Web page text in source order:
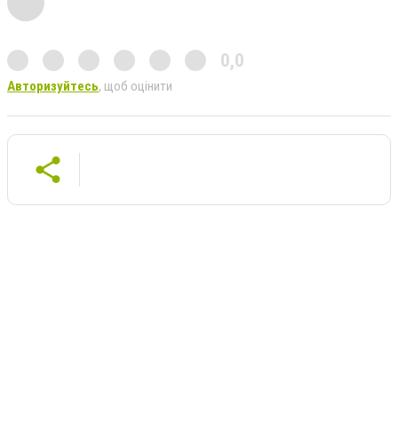
0,0
Авторизуйтесь, щоб оцінити